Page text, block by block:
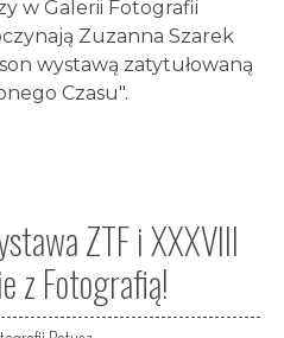
w Galerii Fotografii
Zuzanna Szarek
wystawą zatytułowaną
Czasu".
ZTF i XXXVIII
z Fotografią!